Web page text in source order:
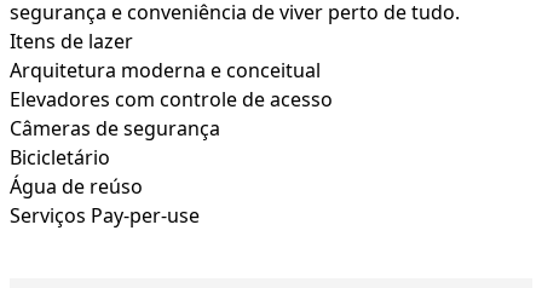
segurança e conveniência de viver perto de tudo.
Itens de lazer
Arquitetura moderna e conceitual
Elevadores com controle de acesso
Câmeras de segurança
Bicicletário
Água de reúso
Serviços Pay-per-use